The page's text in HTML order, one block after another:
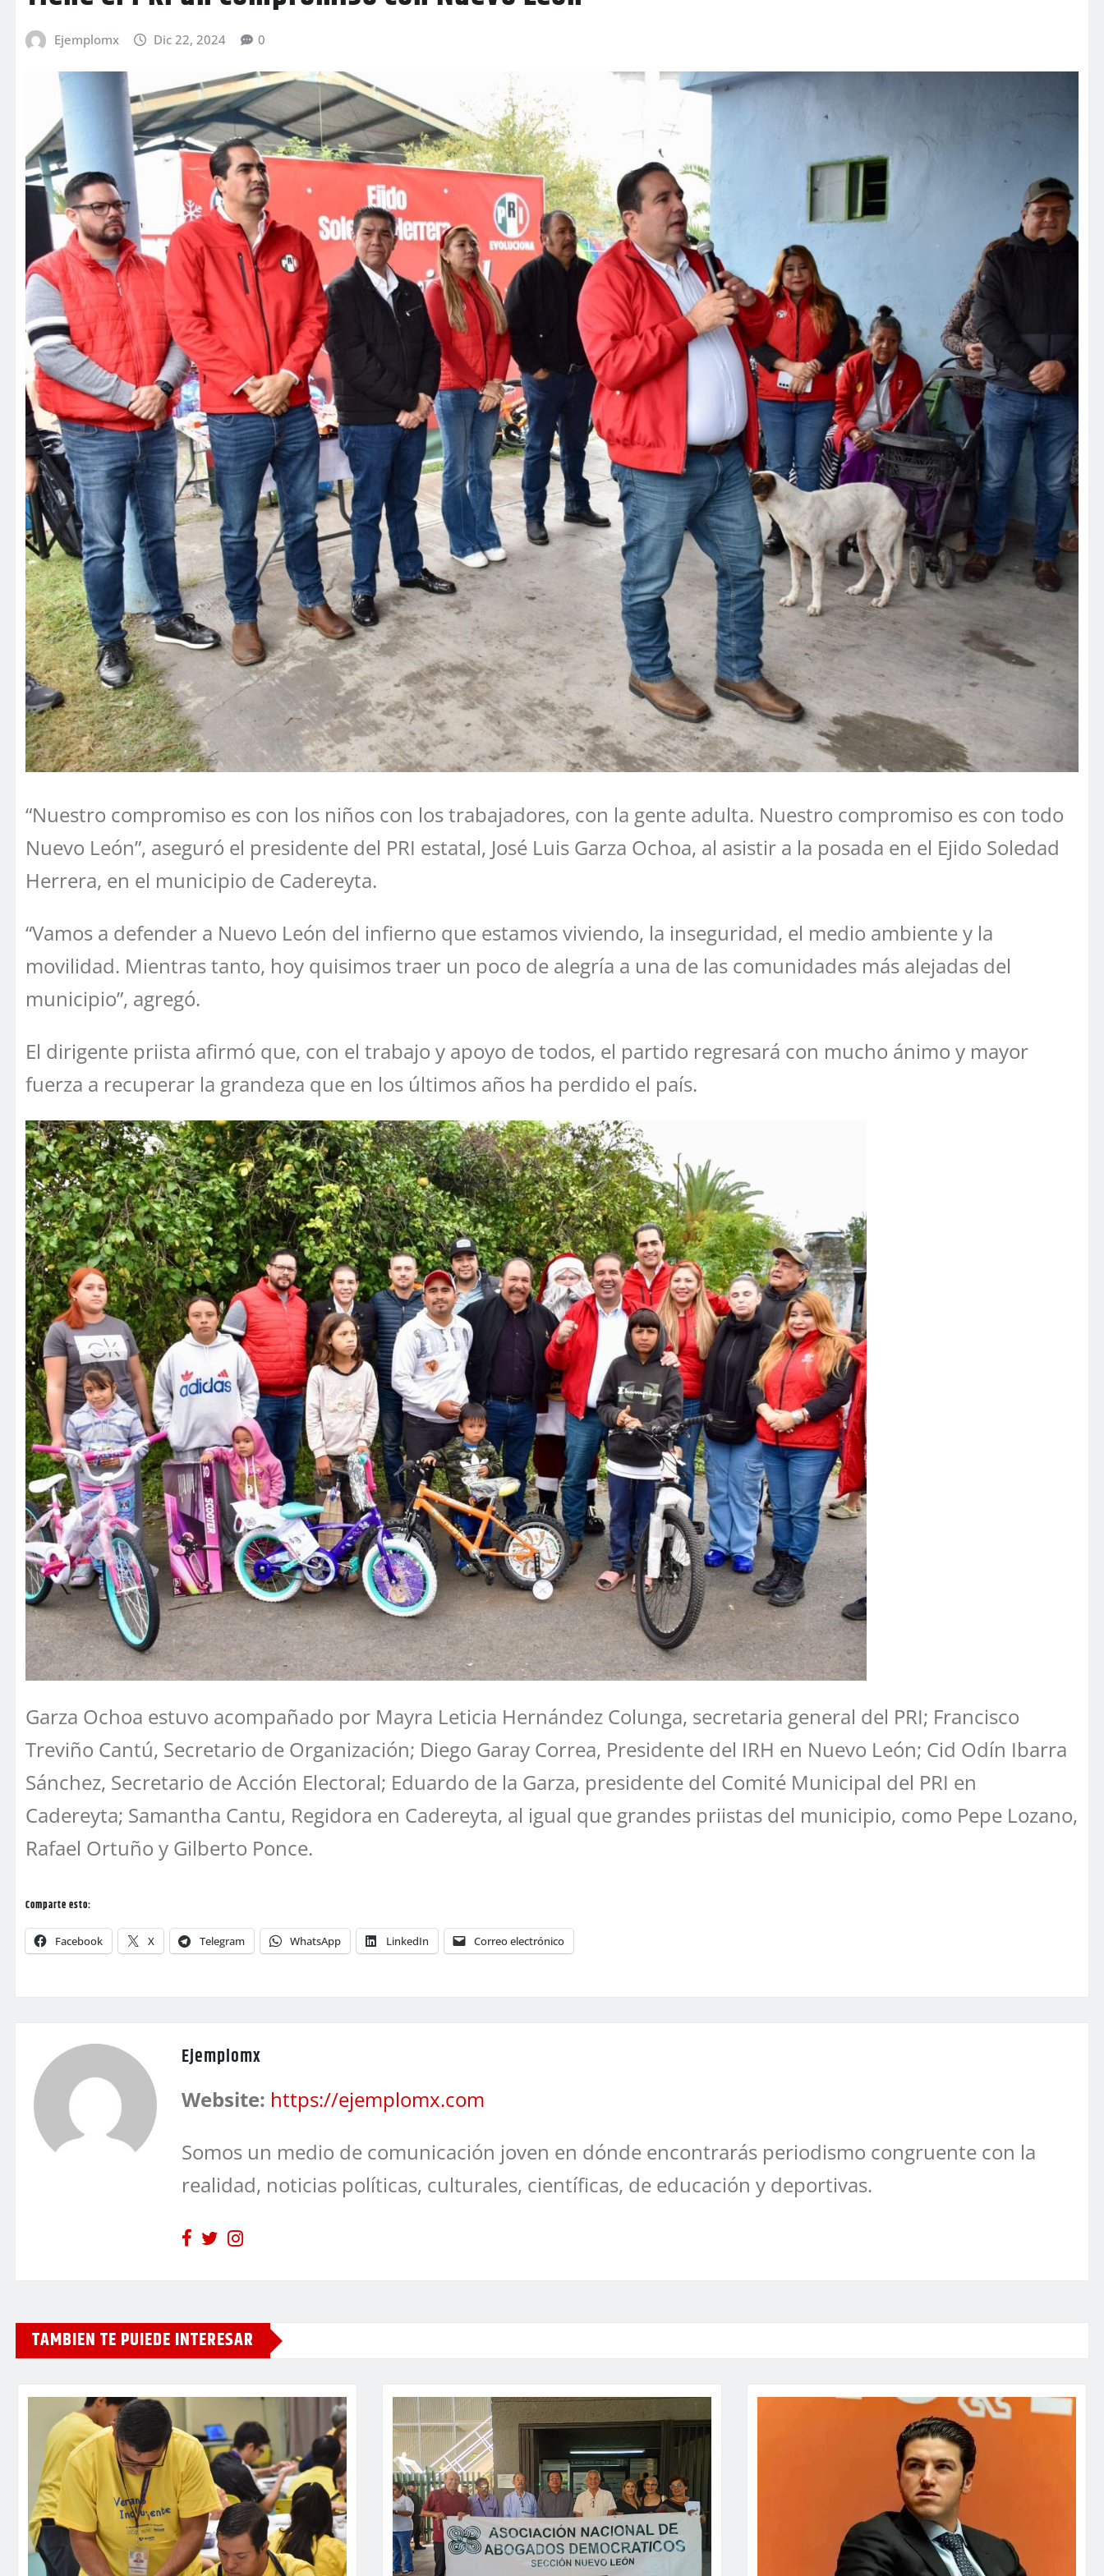
Ejemplomx Dic 22, 2024 0
“Nuestro compromiso es con los niños con los trabajadores, con la gente adulta. Nuestro compromiso es con todo
Nuevo León”, aseguró el presidente del PRI estatal, José Luis Garza Ochoa, al asistir a la posada en el Ejido Soledad
Herrera, en el municipio de Cadereyta.
“Vamos a defender a Nuevo León del infierno que estamos viviendo, la inseguridad, el medio ambiente y la
movilidad. Mientras tanto, hoy quisimos traer un poco de alegría a una de las comunidades más alejadas del
municipio”, agregó.
El dirigente priista afirmó que, con el trabajo y apoyo de todos, el partido regresará con mucho ánimo y mayor
fuerza a recuperar la grandeza que en los últimos años ha perdido el país.
Garza Ochoa estuvo acompañado por Mayra Leticia Hernández Colunga, secretaria general del PRI; Francisco
Treviño Cantú, Secretario de Organización; Diego Garay Correa, Presidente del IRH en Nuevo León; Cid Odín Ibarra
Sánchez, Secretario de Acción Electoral; Eduardo de la Garza, presidente del Comité Municipal del PRI en
Cadereyta; Samantha Cantu, Regidora en Cadereyta, al igual que grandes priistas del municipio, como Pepe Lozano,
Rafael Ortuño y Gilberto Ponce.
Comparte esto:
Facebook X Telegram WhatsApp LinkedIn Correo electrónico
Ejemplomx
Website: https://ejemplomx.com
Somos un medio de comunicación joven en dónde encontrarás periodismo congruente con la
realidad, noticias políticas, culturales, científicas, de educación y deportivas.
TAMBIEN TE PUIEDE INTERESAR